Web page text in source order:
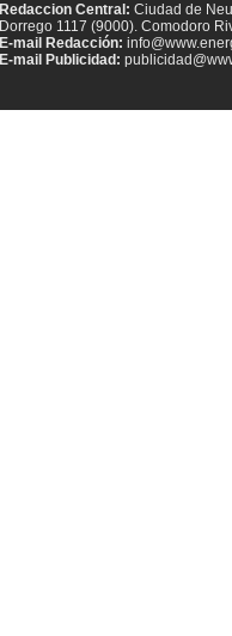
Redaccion Central: Ciudad de
Dorrego 1117 (9000). Comodoro
E-mail Redacción:
E-mail Publicidad: